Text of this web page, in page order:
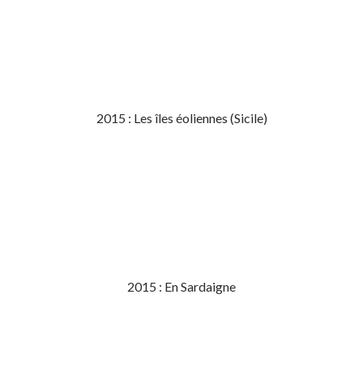
2015 : Les îles éoliennes (Sicile)
2015 : En Sardaigne